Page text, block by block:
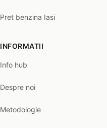
Pret benzina Iasi
INFORMATII
Info hub
Despre noi
Metodologie